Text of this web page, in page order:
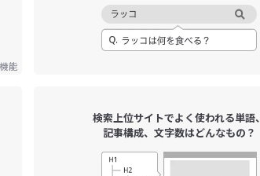
能
検索上位サイトでよく使われる単語、
記事構成、文字数はどんなもの？